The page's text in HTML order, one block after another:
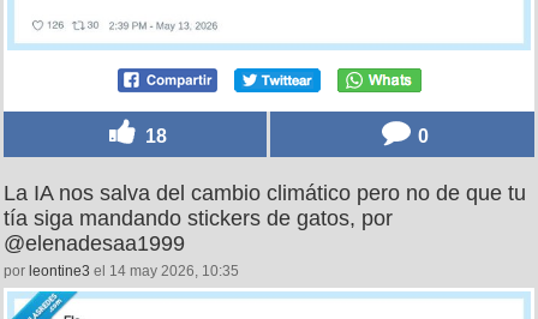
18 0
La IA nos salva del cambio climático pero no de que tu
tía siga mandando stickers de gatos, por
@elenadesaa1999
por leontine3 el 14 may 2026, 10:35